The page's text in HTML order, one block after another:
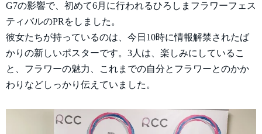
G7の影響で、初めて6月に行われるひろしまフラワーフェス
ティバルのPRをしました。
彼女たちが持っているのは、今日10時に情報解禁されたば
かりの新しいポスターです。3人は、楽しみにしているこ
と、フラワーの魅力、これまでの自分とフラワーとのかか
わりなどしっかり伝えていました。